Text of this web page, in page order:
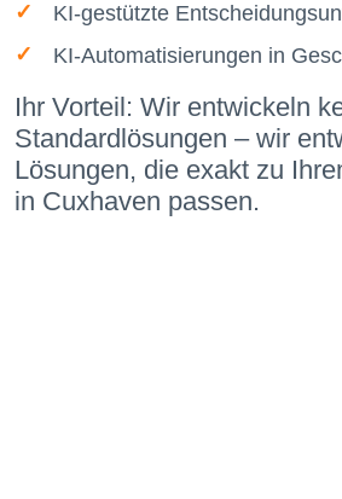
KI-gestützte
KI-Automatisierungen in
Ihr Vorteil: Wir entwickeln
Standardlösungen – wir
Lösungen, die exakt zu
in Cuxhaven passen.